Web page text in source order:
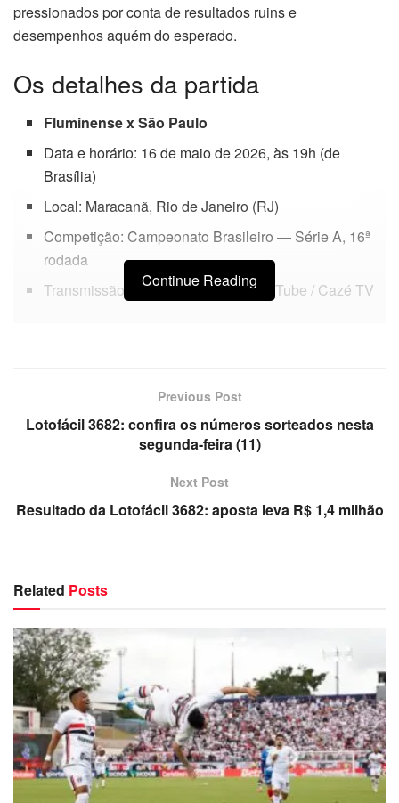
pressionados por conta de resultados ruins e
desempenhos aquém do esperado.
Os detalhes da partida
Fluminense x São Paulo
Data e horário: 16 de maio de 2026, às 19h (de
Brasília)
Local: Maracanã, Rio de Janeiro (RJ)
Competição: Campeonato Brasileiro — Série A, 16ª
rodada
Transmissão: Premiere, Record, YouTube / Cazé TV
Continue Reading
Previous Post
Lotofácil 3682: confira os números sorteados nesta
segunda-feira (11)
Next Post
Resultado da Lotofácil 3682: aposta leva R$ 1,4 milhão
Related Posts